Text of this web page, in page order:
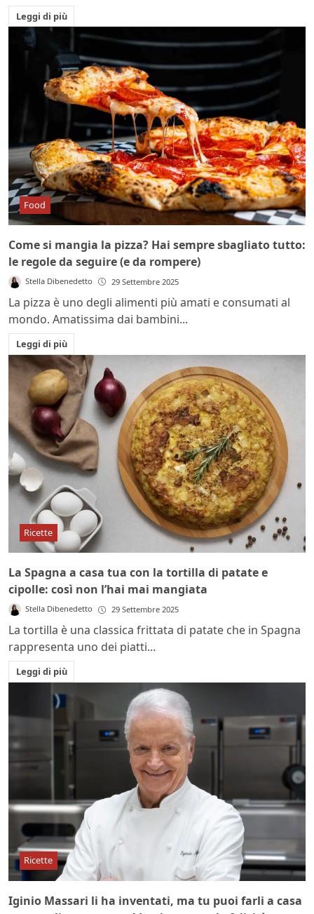
Leggi di più
Food
Come si mangia la pizza? Hai sempre sbagliato tutto:
le regole da seguire (e da rompere)
Stella Dibenedetto 29 Settembre 2025
La pizza è uno degli alimenti più amati e consumati al
mondo. Amatissima dai bambini...
Leggi di più
Ricette
La Spagna a casa tua con la tortilla di patate e
cipolle: così non l’hai mai mangiata
Stella Dibenedetto 29 Settembre 2025
La tortilla è una classica frittata di patate che in Spagna
rappresenta uno dei piatti...
Leggi di più
Ricette
Iginio Massari li ha inventati, ma tu puoi farli a casa